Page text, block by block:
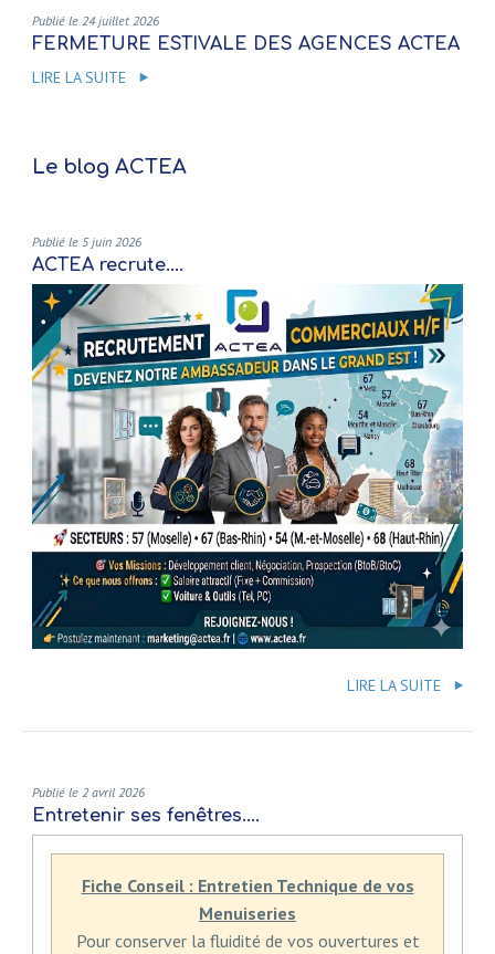
Publié le 24 juillet 2026
FERMETURE ESTIVALE DES AGENCES ACTEA
LIRE LA SUITE
Le blog ACTEA
Publié le 5 juin 2026
ACTEA recrute....
LIRE LA SUITE
Publié le 2 avril 2026
Entretenir ses fenêtres....
Fiche Conseil : Entretien Technique de vos
Menuiseries
Pour conserver la fluidité de vos ouvertures et